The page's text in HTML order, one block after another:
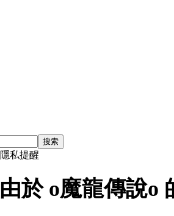
搜索
隱私提醒
由於 o魔龍傳說o